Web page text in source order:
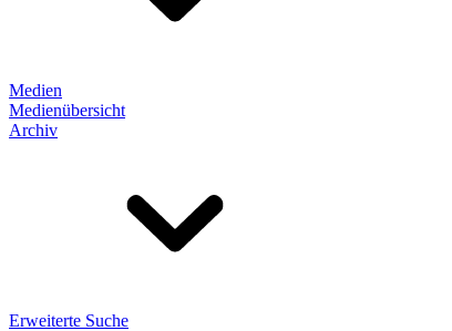
Medien
Medienübersicht
Archiv
Erweiterte Suche